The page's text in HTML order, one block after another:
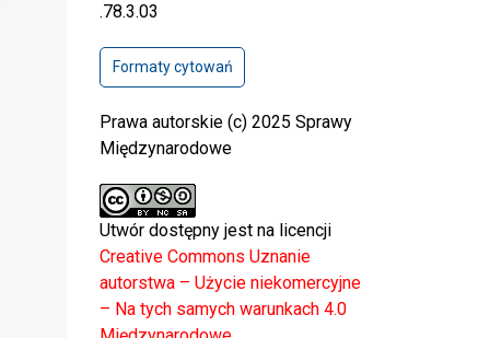
.78.3.03
Formaty cytowań
Prawa autorskie (c) 2025 Sprawy
Międzynarodowe
Utwór dostępny jest na licencji
Creative Commons Uznanie
autorstwa – Użycie niekomercyjne
– Na tych samych warunkach 4.0